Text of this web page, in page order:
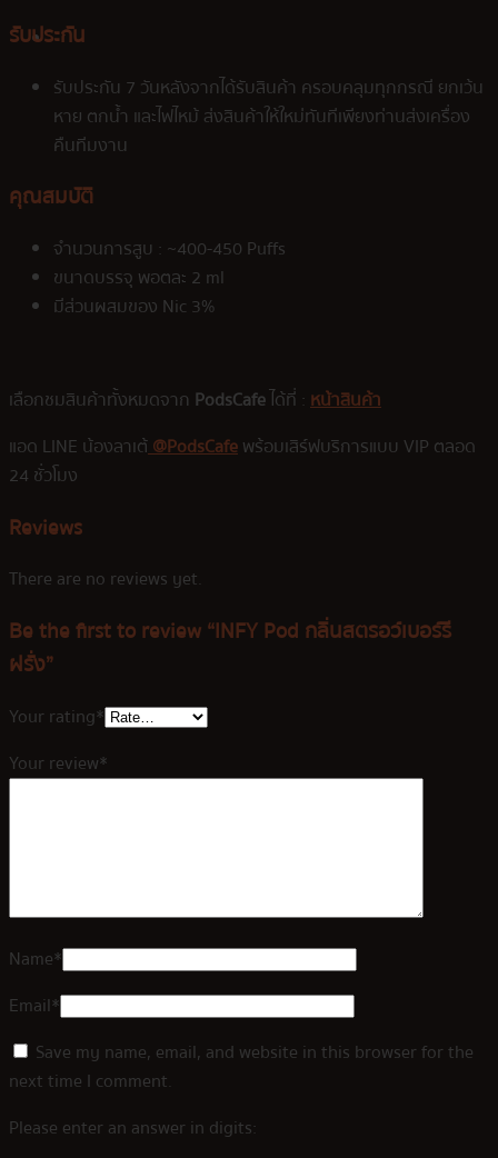
รับประกัน
รับประกัน 7 วันหลังจากได้รับสินค้า ครอบคลุมทุกกรณี ยกเว้น
หาย ตกน้ำ และไฟไหม้ ส่งสินค้าให้ใหม่ทันทีเพียงท่านส่งเครื่อง
คืนทีมงาน
คุณสมบัติ
จำนวนการสูบ : ~400-450 Puffs
ขนาดบรรจุ พอตละ 2 ml
มีส่วนผสมของ Nic 3%
เลือกชมสินค้าทั้งหมดจาก PodsCafeได้ที่ :หน้าสินค้า
แอด LINE น้องลาเต้@PodsCafeพร้อมเสิร์ฟบริการแบบ VIP ตลอด
24 ชั่วโมง
Reviews
There are no reviews yet.
Be the first to review “INFY Pod กลิ่นสตรอว์เบอร์รี
ฝรั่ง”
Your rating*
Your review*
Name*
Email*
Save my name, email, and website in this browser for the
next time I comment.
Please enter an answer in digits: